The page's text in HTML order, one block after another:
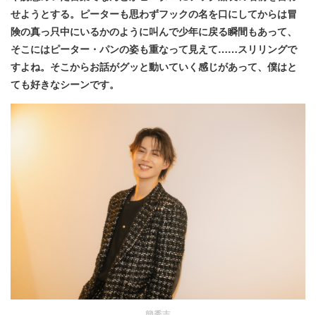
せようとする。ピーターも思わずフックの名を口にしてからは冒
険の真っ只中にいるかのように叫んで少年に戻る瞬間もあって、
そこにはピーター・パンの姿も重なって見えて……スリリングで
すよね。そこからお話がグッと動いていく感じがあって、僕はと
ても好きなシーンです。